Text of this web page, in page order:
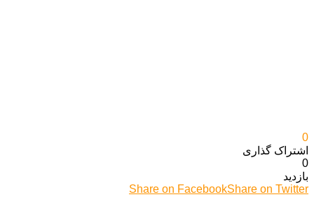
0
اشتراک گذاری‌
0
بازدید
Share on FacebookShare on Twitter